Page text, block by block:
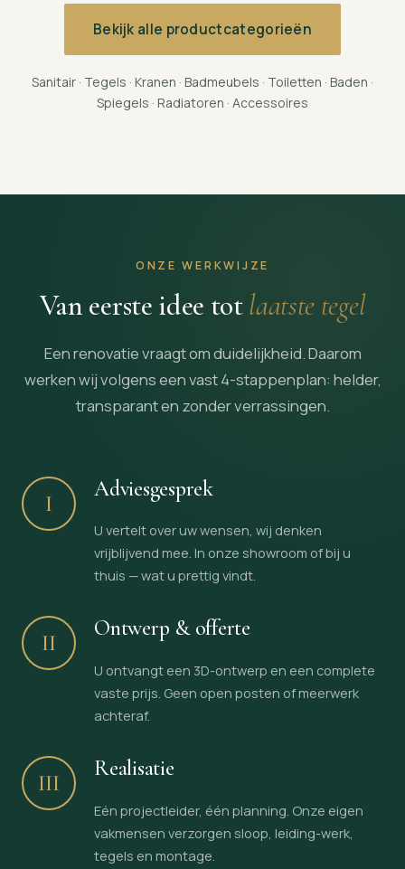
Bekijk alle productcategorieën
Sanitair · Tegels · Kranen · Badmeubels · Toiletten · Baden ·
Spiegels · Radiatoren · Accessoires
ONZE WERKWIJZE
Van eerste idee totlaatste tegel
Een renovatie vraagt om duidelijkheid. Daarom
werken wij volgens een vast 4-stappenplan: helder,
transparant en zonder verrassingen.
I
Adviesgesprek
U vertelt over uw wensen, wij denken
vrijblijvend mee. In onze showroom of bij u
thuis — wat u prettig vindt.
II
Ontwerp & offerte
U ontvangt een 3D-ontwerp en een complete
vaste prijs. Geen open posten of meerwerk
achteraf.
III
Realisatie
Eén projectleider, één planning. Onze eigen
vakmensen verzorgen sloop, leiding-werk,
tegels en montage.